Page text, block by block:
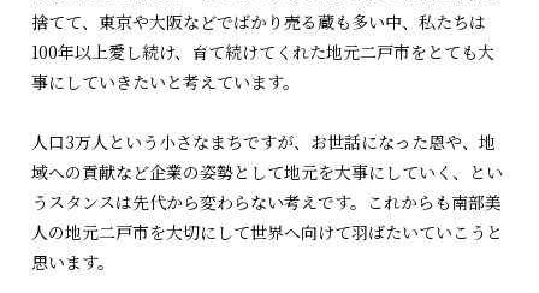
捨てて、東京や大阪などでばかり売る蔵も多い中、私たちは
100年以上愛し続け、育て続けてくれた地元二戸市をとても大
事にしていきたいと考えています。
人口3万人という小さなまちですが、お世話になった恩や、地
域への貢献など企業の姿勢として地元を大事にしていく、とい
うスタンスは先代から変わらない考えです。これからも南部美
人の地元二戸市を大切にして世界へ向けて羽ばたいていこうと
思います。